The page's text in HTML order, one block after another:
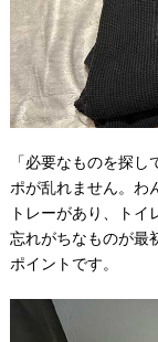
「必要なものを探
ポが乱れません。わ
トレーがあり、トイ
忘れがちなものが最
ポイントです。